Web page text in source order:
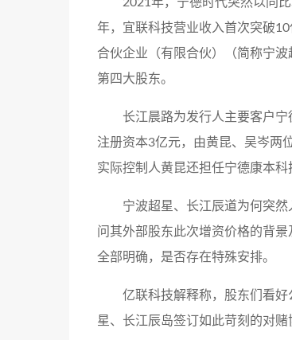
年，宜联科技营业收入首次突破
合伙企业（有限合伙）（简称宁
第四大股东。
长江晨路为发行人主要客户
注册资本3亿元，由黄昆、吴岑两
实际控制人黄昆还担任宁德康本
宁波超星、长江辰道为何突
问其外部股东此次增资价格的背
全部明确，是否存在特殊安排。
亿联科技解释称，股东们看
星、长江辰岛签订如此苛刻的对赌